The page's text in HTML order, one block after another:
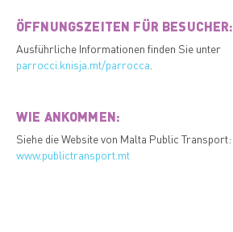
ÖFFNUNGSZEITEN FÜR BESUCHER:
Ausführliche Informationen finden Sie unter
parrocci.knisja.mt/parrocca
WIE ANKOMMEN:
Siehe die Website von Malta Public Transport:
www.publictransport.mt